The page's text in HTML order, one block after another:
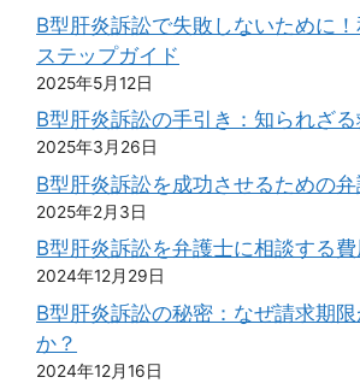
B型肝炎訴訟で失敗しないために
ステップガイド
2025年5月12日
B型肝炎訴訟の手引き：知られざ
2025年3月26日
B型肝炎訴訟を成功させるための
2025年2月3日
B型肝炎訴訟を弁護士に相談する
2024年12月29日
B型肝炎訴訟の秘密：なぜ請求期
か？
2024年12月16日